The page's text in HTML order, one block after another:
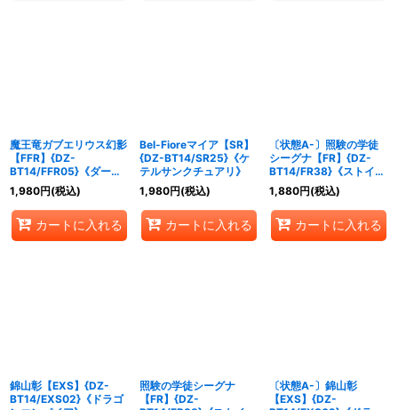
魔王竜ガブエリウス幻影
【FFR】{DZ-
BT14/FFR05}《ダーク
ステイツ》
1,980円(税込)
カートに入れる
Bel-Fioreマイア【SR】
{DZ-BT14/SR25}《ケ
テルサンクチュアリ》
1,980円(税込)
カートに入れる
〔状態A-〕照験の学徒
シーグナ【FR】{DZ-
BT14/FR38}《ストイケ
イア》
1,880円(税込)
カートに入れる
錦山彰【EXS】{DZ-
BT14/EXS02}《ドラゴ
照験の学徒シーグナ
【FR】{DZ-
〔状態A-〕錦山彰
【EXS】{DZ-